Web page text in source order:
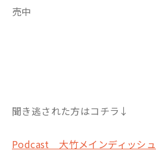
売中
聞き逃された方はコチラ↓
Podcast 大竹メインディッシュ